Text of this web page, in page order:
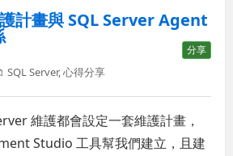
計畫與 SQL Server Agent
分享
SQL Server,心得分享
維護都會設定一套維護計畫，
Studio 工具幫我們建立，且建